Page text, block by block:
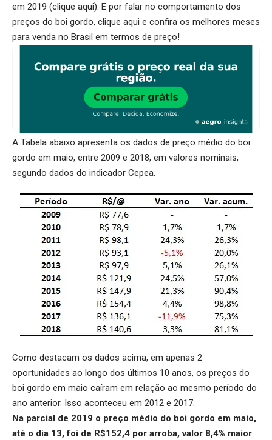
em 2019 (clique aqui). E por falar no comportamento dos
preços do boi gordo, clique aqui e confira os melhores meses
para venda no Brasil em termos de preço!
A Tabela abaixo apresenta os dados de preço médio do boi
gordo em maio, entre 2009 e 2018, em valores nominais,
segundo dados do indicador Cepea.
Como destacam os dados acima, em apenas 2
oportunidades ao longo dos últimos 10 anos, os preços do
boi gordo em maio caíram em relação ao mesmo período do
ano anterior. Isso aconteceu em 2012 e 2017.
Na parcial de 2019 o preço médio do boi gordo em maio,
até o dia 13, foi de R$152,4 por arroba, valor 8,4% maior